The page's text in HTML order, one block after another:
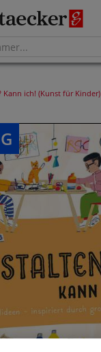
Kann ich! (Kunst für Kinder)